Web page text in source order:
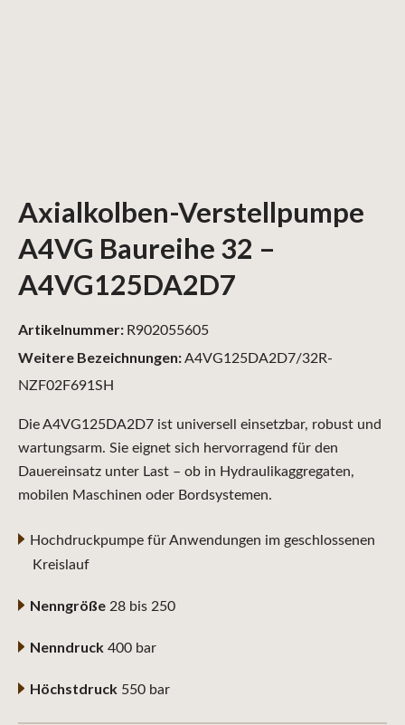
Axialkolben-Verstellpumpe
A4VG Baureihe 32 –
A4VG125DA2D7
Die A4VG125DA2D7 ist universell einsetzbar, robust und
wartungsarm. Sie eignet sich hervorragend für den
Dauereinsatz unter Last – ob in Hydraulikaggregaten,
mobilen Maschinen oder Bordsystemen.
Hochdruckpumpe für Anwendungen im geschlossenen
Kreislauf
Nenngröße 28 bis 250
Nenndruck 400 bar
Höchstdruck 550 bar
Weitere Bezeichnungen:A4VG125DA2D7/32R-
NZF02F691SH
Artikelnummer: R902055605